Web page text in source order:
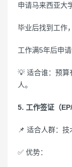
申请马来西亚大
毕业后找到工作
工作满5年后申请
💡 适合谁：预算
人。
5. 工作签证（
📌 适合人群：
✅ 优势：